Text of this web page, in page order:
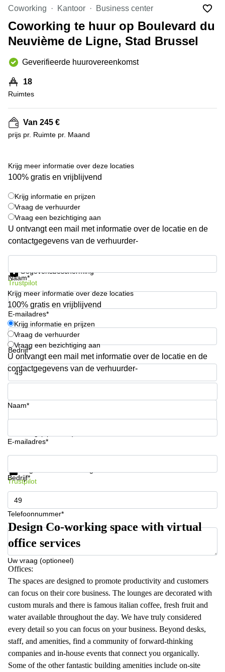
huren
Elsene
Brugge
Herentals
Aalst
Mechelen
Coworking-
ruimtes te
huur in
Gent
Coworking
Niklaas
huren in
Gent
Handelspand
Location
centre
à Mons
Huren
virtueel
kantoor in
Antwerpen
Antwerpen
Locaux
commerciaux
à louer en
Bruxelles
Kantoor
te huur
in Sint-
Niklaas
Coworking Kantoor Business center
Coworking te huur op Boulevard du
Neuvième de Ligne, Stad Brussel
Geverifieerde huurovereenkomst
18
Ruimtes
Van 245 €
prijs pr. Ruimte pr. Maand
Krijg meer informatie over deze locaties
100% gratis en vrijblijvend
Krijg informatie en prijzen
Vraag de verhuurder
Vraag een bezichtiging aan
U ontvangt een mail met informatie over de locatie en de
contactgegevens van de verhuurder-
Naam*
E-mailadres*
Bedrijf*
Telefoonnummer*
Gegevensbescherming
Trustpilot
Krijg meer informatie over deze locaties
100% gratis en vrijblijvend
Krijg informatie en prijzen
Vraag de verhuurder
Vraag een bezichtiging aan
U ontvangt een mail met informatie over de locatie en de
contactgegevens van de verhuurder-
Naam*
E-mailadres*
Bedrijf*
Telefoonnummer*
Uw vraag (optioneel)
Krijg informatie en prijzen
Trustpilot
Design Co-working space with virtual
office services
Offices:
The spaces are designed to promote productivity and customers
can focus on their core business. The lounges are decorated with
custom murals and there is famous italian coffee, fresh fruit and
water available throughout the day. We have truly considered
every detail so you can focus on your business. Beyond desks,
staff, and amenities, find a community of forward-thinking
companies and in-house events that connect you organically.
Some of the other fantastic building amenities include on-site